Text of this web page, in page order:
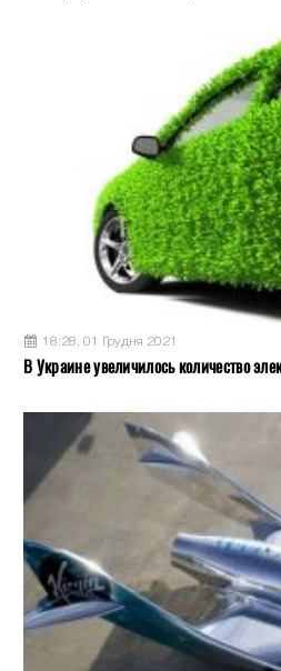
18:28, 01 Грудня 2021
В Украине увеличилось количество